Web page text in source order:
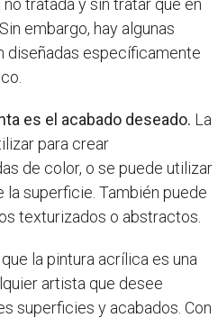
tratada y sin tratar que en
embargo, hay algunas
diseñadas específicamente
es el acabado deseado. La
para crear
de color, o se puede utilizar
superficie. También puede
texturizados o abstractos.
la pintura acrílica es una
artista que desee
superficies y acabados. Con